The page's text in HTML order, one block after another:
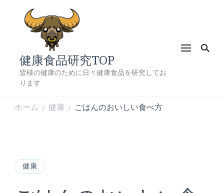
健康食品研究TOP
皆様の健康のために日々健康食品を研究してお
ります
ホーム / 健康 / ごはんのおいしい食べ方
健康